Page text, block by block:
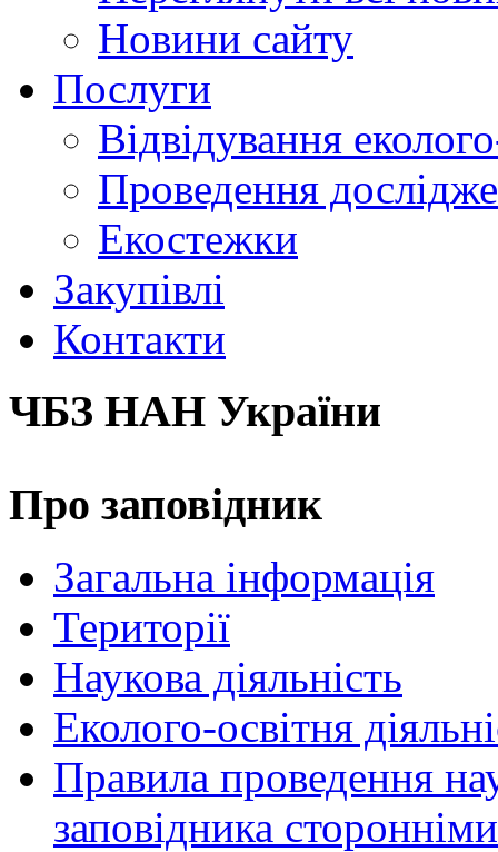
Новини сайту
Послуги
Відвідування
Проведення
Екостежки
Закупівлі
Контакти
ЧБЗ НАН України
Про заповідник
Загальна інформація
Території
Наукова діяльність
Еколого-освітня
Правила проведення
заповідника